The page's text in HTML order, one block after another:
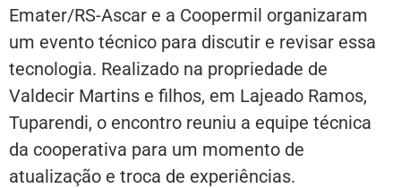
Emater/RS-Ascar e a Coopermil organizaram
um evento técnico para discutir e revisar essa
tecnologia. Realizado na propriedade de
Valdecir Martins e filhos, em Lajeado Ramos,
Tuparendi, o encontro reuniu a equipe técnica
da cooperativa para um momento de
atualização e troca de experiências.